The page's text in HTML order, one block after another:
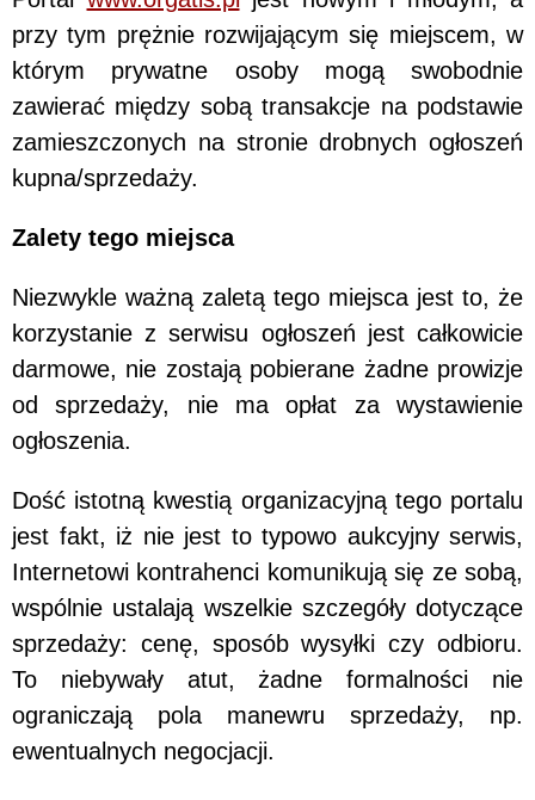
przy tym prężnie rozwijającym się miejscem, w
którym prywatne osoby mogą swobodnie
zawierać między sobą transakcje na podstawie
zamieszczonych na stronie drobnych ogłoszeń
kupna/sprzedaży.
Zalety tego miejsca
Niezwykle ważną zaletą tego miejsca jest to, że
korzystanie z serwisu ogłoszeń jest całkowicie
darmowe, nie zostają pobierane żadne prowizje
od sprzedaży, nie ma opłat za wystawienie
ogłoszenia.
Dość istotną kwestią organizacyjną tego portalu
jest fakt, iż nie jest to typowo aukcyjny serwis,
Internetowi kontrahenci komunikują się ze sobą,
wspólnie ustalają wszelkie szczegóły dotyczące
sprzedaży: cenę, sposób wysyłki czy odbioru.
To niebywały atut, żadne formalności nie
ograniczają pola manewru sprzedaży, np.
ewentualnych negocjacji.